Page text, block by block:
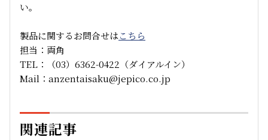
い。
製品に関するお問合せはこちら
担当：両角
TEL：（03）6362-0422（ダイアルイン）
Mail：anzentaisaku@jepico.co.jp
関連記事